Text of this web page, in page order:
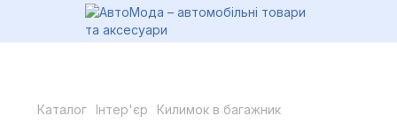
Каталог Інтер'єр Килимок в багажник